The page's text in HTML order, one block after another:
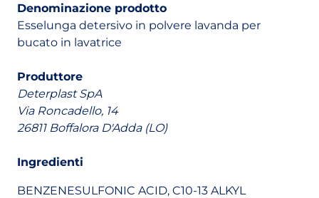
Denominazione prodotto
Esselunga detersivo in polvere lavanda per
bucato in lavatrice
Produttore
Deterplast SpA
Via Roncadello, 14
26811 Boffalora D'Adda (LO)
Ingredienti
BENZENESULFONIC ACID, C10-13 ALKYL